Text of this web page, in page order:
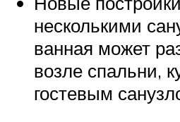
несколькими
ванная может
возле спальни,
гостевым